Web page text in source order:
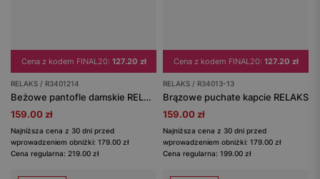
Cena z kodem FINAL20: 127.20 zł
RELAKS / R3401214
Beżowe pantofle damskie RELAKS z miękkiego syntetycznego futerka
159.00 zł
Najniższa cena z 30 dni przed
wprowadzeniem obniżki: 179.00 zł
Cena regularna: 219.00 zł
Cena z kodem FINAL20: 127.20 zł
RELAKS / R34013-13
Brązowe puchate kapcie RELAKS
159.00 zł
Najniższa cena z 30 dni przed
wprowadzeniem obniżki: 179.00 zł
Cena regularna: 199.00 zł